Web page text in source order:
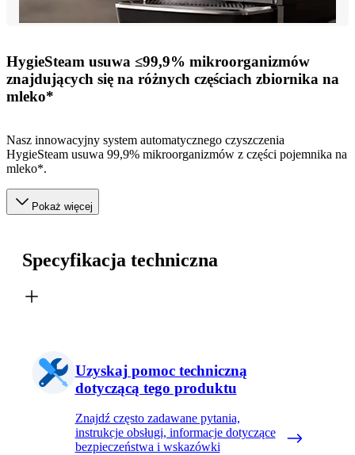
HygieSteam usuwa ≤99,9% mikroorganizmów
znajdujących się na różnych częściach zbiornika na
mleko*
Nasz innowacyjny system automatycznego czyszczenia
HygieSteam usuwa 99,9% mikroorganizmów z części pojemnika na
mleko*.
Pokaż więcej
Specyfikacja techniczna
Uzyskaj pomoc techniczną
dotyczącą tego produktu
Znajdź często zadawane pytania,
instrukcje obsługi, informacje dotyczące
bezpieczeństwa i wskazówki